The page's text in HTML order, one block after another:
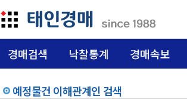
경매검색 낙찰통계 경매속보
예정물건 이해관계인 검색